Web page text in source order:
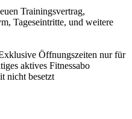
Trainingsvertrag,
Tageseintritte, und weitere
Öffnungszeiten nur für
aktives Fitnessabo
nicht besetzt